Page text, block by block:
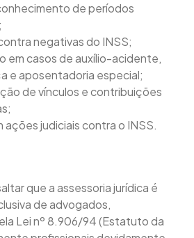
de períodos
negativas do INSS;
em casos de auxílio-acidente,
e aposentadoria especial;
de vínculos e contribuições
ações judiciais contra o INSS.
que a assessoria jurídica é
de advogados,
Lei nº 8.906/94 (Estatuto da